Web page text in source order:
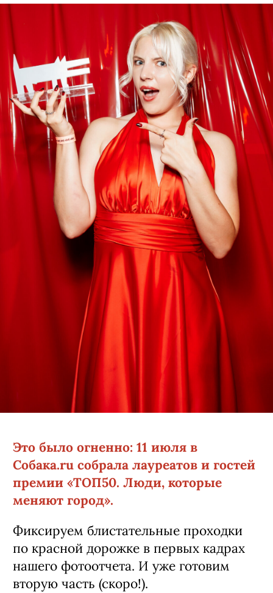
Это было огненно: 11 июля в
Собака.ru собрала лауреатов и гостей
премии «ТОП50. Люди, которые
меняют город».
Фиксируем блистательные проходки
по красной дорожке в первых кадрах
нашего фотоотчета. И уже готовим
вторую часть (скоро!).